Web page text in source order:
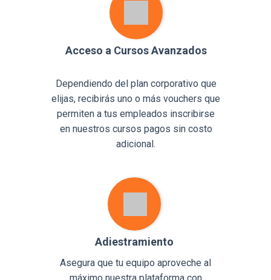
Acceso a Cursos Avanzados
Dependiendo del plan corporativo que
elijas, recibirás uno o más vouchers que
permiten a tus empleados inscribirse
en nuestros cursos pagos sin costo
adicional.
Adiestramiento
Asegura que tu equipo aproveche al